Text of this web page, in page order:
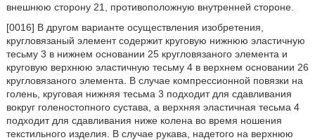
внешнюю сторону 21, противоположную внутренней стороне.
[0016] В другом варианте осуществления изобретения,
кругловязаный элемент содержит круговую нижнюю эластичную
тесьму 3 в нижнем основании 25 кругловязаного элемента и
круговую верхнюю эластичную тесьму 4 в верхнем основании 26
кругловязаного элемента. В случае компрессионной повязки на
голень, круговая нижняя тесьма 3 подходит для сдавливания
вокруг голеностопного сустава, а верхняя эластичная тесьма 4
подходит для сдавливания ниже колена во время ношения
текстильного изделия. В случае рукава, надетого на верхнюю